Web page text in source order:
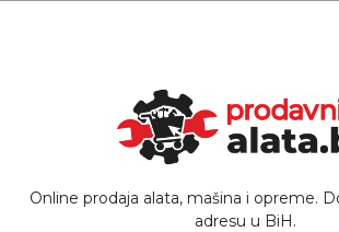
Online prodaja alata, mašina i opreme.
adresu u BiH.